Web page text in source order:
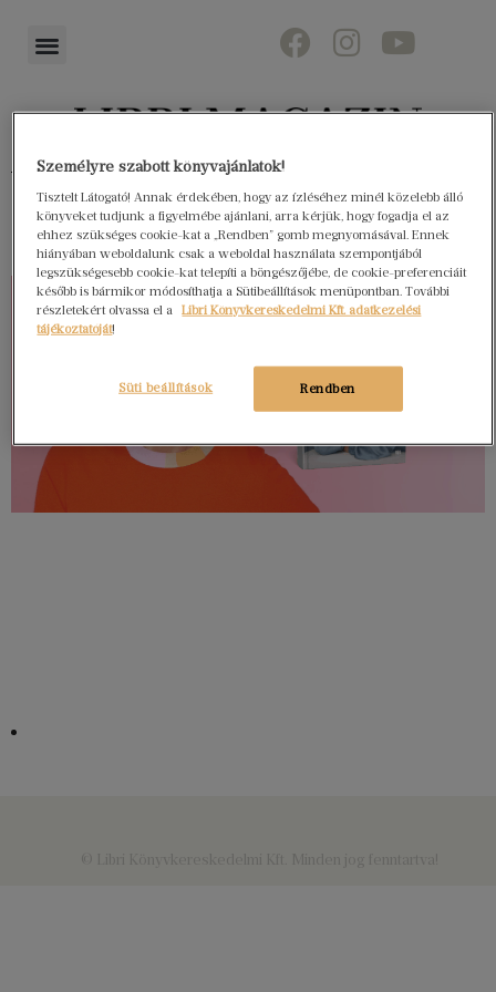
Könyvektől az olvasókig
Személyre szabott könyvajánlatok!
Tisztelt Látogató! Annak érdekében, hogy az ízléséhez minél közelebb álló
könyveket tudjunk a figyelmébe ajánlani, arra kérjük, hogy fogadja el az
ehhez szükséges cookie-kat a „Rendben” gomb megnyomásával. Ennek
hiányában weboldalunk csak a weboldal használata szempontjából
legszükségesebb cookie-kat telepíti a böngészőjébe, de cookie-preferenciáit
később is bármikor módosíthatja a Sütibeállítások menüpontban. További
részletekért olvassa el a
Libri Könyvkereskedelmi Kft. adatkezelési
tájékoztatóját!
Rendben
Süti beállítások